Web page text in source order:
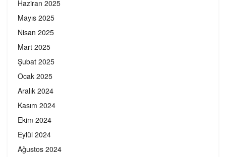
Haziran 2025
Mayıs 2025
Nisan 2025
Mart 2025
Şubat 2025
Ocak 2025
Aralık 2024
Kasım 2024
Ekim 2024
Eylül 2024
Ağustos 2024